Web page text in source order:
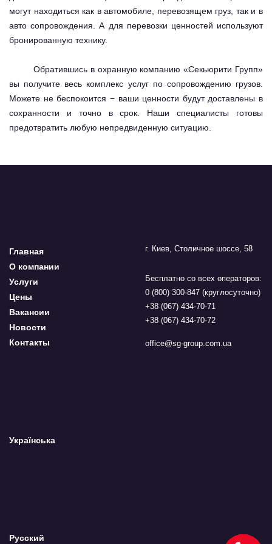
могут находиться как в автомобиле, перевозящем груз, так и в
авто сопровождения. А для перевозки ценностей используют
бронированную технику.
Обратившись в охранную компанию «Секьюрити Групп»
вы получите весь комплекс услуг по сопровождению грузов.
Можете не беспокоится − ваши ценности будут доставлены в
сохранности и точно в срок. Наши специалисты готовы
предотвратить любую непредвиденную ситуацию.
Главная
О компании
Услуги
Цены
Вакансии
Новости
Контакты
Українська
Русский
г. Киев, Столичное шоссе, 58
Бесплатно со всех операторов:
0 (800) 300-847 (круглосуточно)
+38 (067) 434-70-71
+38 (067) 434-70-72
office@sg-group.com.ua